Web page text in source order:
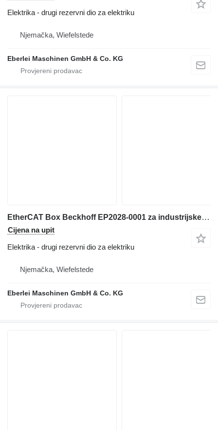
Elektrika - drugi rezervni dio za elektriku
Njemačka, Wiefelstede
Eberlei Maschinen GmbH & Co. KG
EtherCAT Box Beckhoff EP2028-0001 za industrijske opreme
Cijena na upit
Elektrika - drugi rezervni dio za elektriku
Njemačka, Wiefelstede
Eberlei Maschinen GmbH & Co. KG